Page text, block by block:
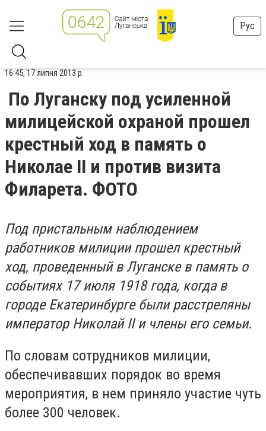
Рус
16:45, 17 липня 2013 р.
По Луганску под усиленной
милицейской охраной прошел
крестный ход в память о
Николае II и против визита
Филарета. ФОТО
Под пристальным наблюдением
работников милиции прошел крестный
ход, проведенный в Луганске в память о
событиях 17 июля 1918 года, когда в
городе Екатеринбурге были расстреляны
император Николай II и члены его семьи.
По словам сотрудников милиции,
обеспечивавших порядок во время
мероприятия, в нем приняло участие чуть
более 300 человек.